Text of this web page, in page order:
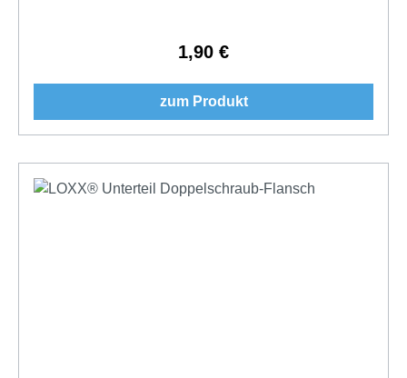
Regulärer Preis:
1,90 €
zum Produkt